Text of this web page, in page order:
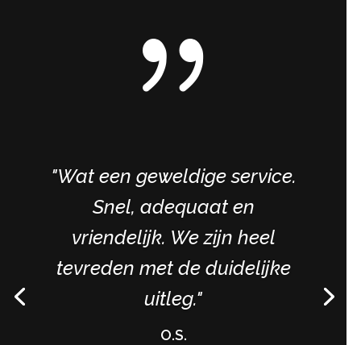
{
"Wat een geweldige service.
Snel, adequaat en
vriendelijk. We zijn heel
tevreden met de duidelijke
uitleg."
O.S.